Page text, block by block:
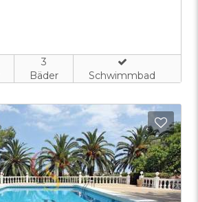
3
Bäder
Schwimmbad
Zu